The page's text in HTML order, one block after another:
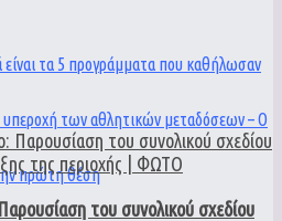
του συνολικού σχεδίου